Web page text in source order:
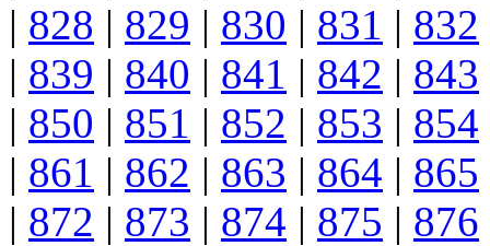
| 828 | 829 | 830 | 831 | 832
| 839 | 840 | 841 | 842 | 843
| 850 | 851 | 852 | 853 | 854
| 861 | 862 | 863 | 864 | 865
| 872 | 873 | 874 | 875 | 876